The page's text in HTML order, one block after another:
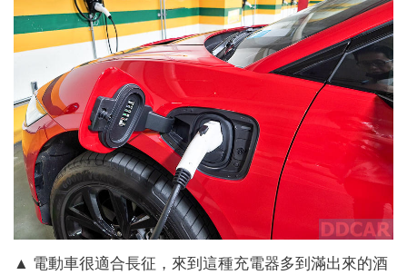
▲ 電動車很適合長征，來到這種充電器多到滿出來的酒